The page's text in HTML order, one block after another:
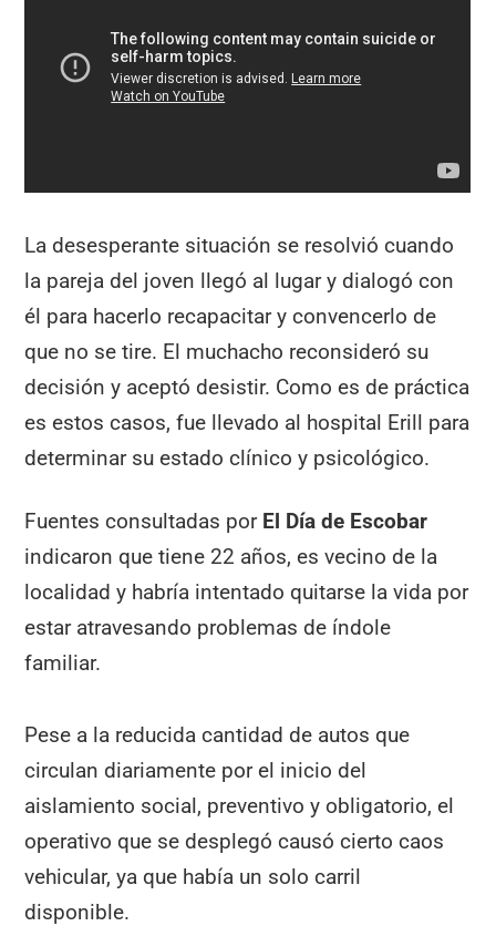
La desesperante situación se resolvió cuando
la pareja del joven llegó al lugar y dialogó con
él para hacerlo recapacitar y convencerlo de
que no se tire. El muchacho reconsideró su
decisión y aceptó desistir. Como es de práctica
es estos casos, fue llevado al hospital Erill para
determinar su estado clínico y psicológico.
Fuentes consultadas por El Día de Escobar
indicaron que tiene 22 años, es vecino de la
localidad y habría intentado quitarse la vida por
estar atravesando problemas de índole
familiar.
Pese a la reducida cantidad de autos que
circulan diariamente por el inicio del
aislamiento social, preventivo y obligatorio, el
operativo que se desplegó causó cierto caos
vehicular, ya que había un solo carril
disponible.